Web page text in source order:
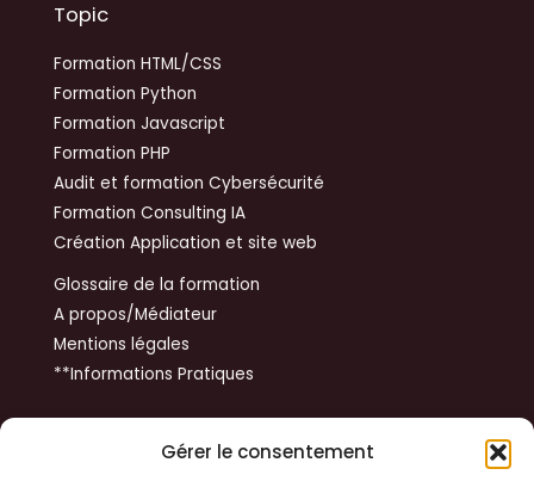
Gérer le consentement
Topic
Formation HTML/CSS
Formation Python
Formation Javascript
Formation PHP
Audit et formation Cybersécurité
Formation Consulting IA
Création Application et site web
Glossaire de la formation
A propos/Médiateur
Mentions légales
**Informations Pratiques
Get In Touch